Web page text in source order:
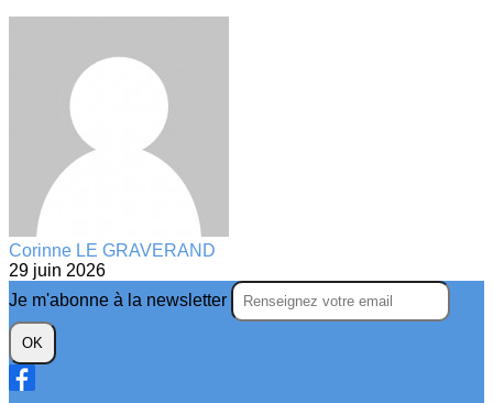
Corinne LE GRAVERAND
29 juin 2026
Je m'abonne à la newsletter
OK